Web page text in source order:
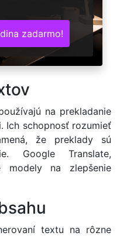
zadarmo!
na prekladanie
Ich schopnosť rozumieť
že preklady sú
Google Translate,
modely na zlepšenie
textu na rôzne